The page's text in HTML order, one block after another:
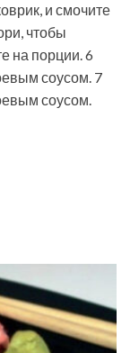
и смочите
чтобы
на порции. 6
соусом. 7
соусом.